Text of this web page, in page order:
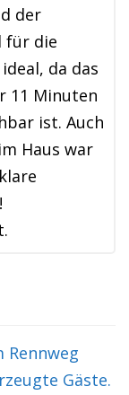
der
für die
da das
11 Minuten
ist. Auch
Haus war
Rennweg
Gäste.